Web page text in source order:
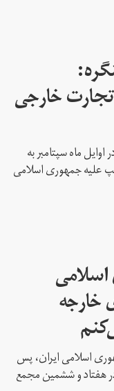
دلار تجارت خارجی
ماه سپتامبر به
علیه جمهوری اسلامی
خارجه
اسلامی ایران، پس
هفتاد و ششمین مجمع